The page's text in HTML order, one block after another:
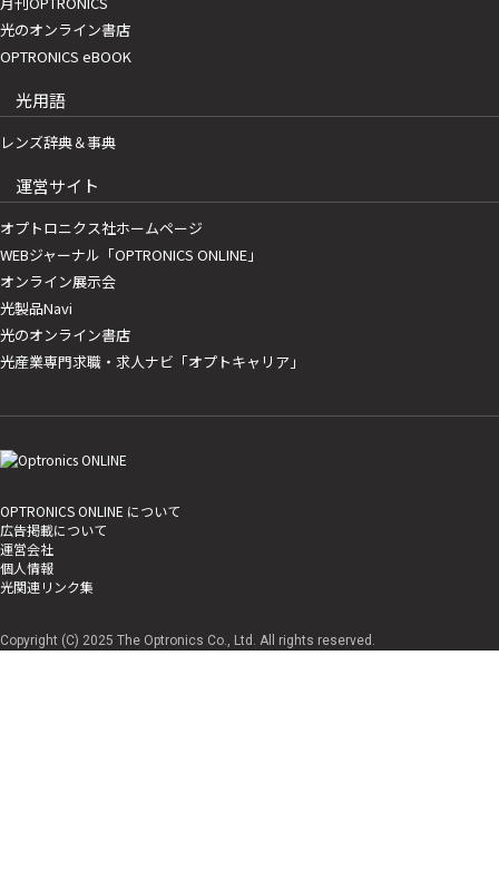
光のオンライン書店
OPTRONICS eBOOK
光用語
レンズ辞典＆事典
運営サイト
オプトロニクス社ホームページ
WEBジャーナル「OPTRONICS ONLINE」
オンライン展示会
光製品Navi
光のオンライン書店
光産業専門求職・求人ナビ「オプトキャリア」
OPTRONICS ONLINE について
広告掲載について
運営会社
個人情報
光関連リンク集
Copyright (C) 2025 The Optronics Co., Ltd. All rights reserved.